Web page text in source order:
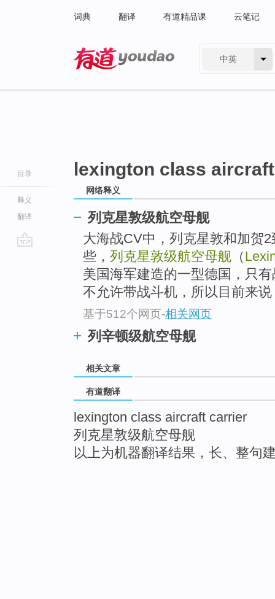
词典 翻译 有道精品课 云笔记
中英
目录
释义
翻译
lexington class
网络释义
列克星敦级航空母舰
大海战CV中，列克星敦和加贺
些， 列克星敦级航空母舰 （
美国海军建造的一型德国，只
不允许带战斗机，所以目前来
基于512个网页-相关网页
列辛顿级航空母舰
相关文章
有道翻译
lexington class aircraft carrier
列克星敦级航空母舰
以上为机器翻译结果，长、整句